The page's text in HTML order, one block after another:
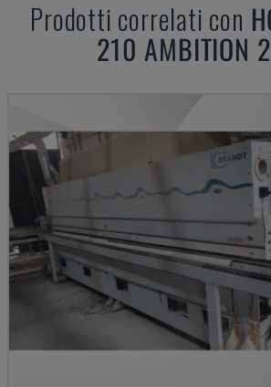
Prodotti correlati con
210 AMBITION